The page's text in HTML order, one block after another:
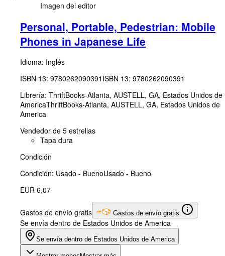
Imagen del editor
Personal, Portable, Pedestrian: Mobile
Phones in Japanese Life
Idioma: Inglés
ISBN 13: 9780262090391 ISBN 13: 9780262090391
Librería: ThriftBooks-Atlanta, AUSTELL, GA, Estados Unidos de
AmericaThriftBooks-Atlanta, AUSTELL, GA, Estados Unidos de
America
Vendedor de 5 estrellas
Tapa dura
Condición
Condición: Usado - BuenoUsado - Bueno
EUR 6,07
Gastos de envío gratis Gastos de envío gratis
Se envía dentro de Estados Unidos de America
Se envía dentro de Estados Unidos de America